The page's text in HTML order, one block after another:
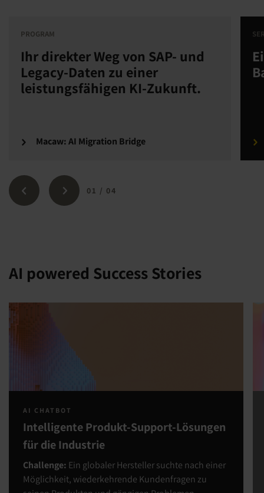
PROGRAM
Ihr direkter Weg von SAP- und
Legacy-Daten zu einer
leistungsfähigen KI-Zukunft.
Macaw: AI Migration Bridge
01 / 04
AI powered Success Stories
AI CHATBOT
Intelligente Produkt-Support-Lösungen
für die Industrie
Challenge: Ein globaler Hersteller suchte nach einer
Möglichkeit, wiederkehrende Kundenfragen zu